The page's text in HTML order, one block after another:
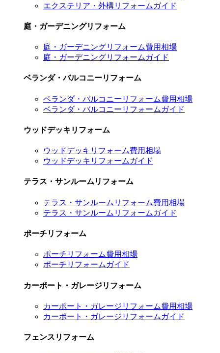
エクステリア・外構リフォームガイド
庭・ガーデニングリフォーム
庭・ガーデニングリフォーム費用相場
庭・ガーデニングリフォームガイド
ベランダ・バルコニーリフォーム
ベランダ・バルコニーリフォーム費用相場
ベランダ・バルコニーリフォームガイド
ウッドデッキリフォーム
ウッドデッキリフォーム費用相場
ウッドデッキリフォームガイド
テラス・サンルームリフォーム
テラス・サンルームリフォーム費用相場
テラス・サンルームリフォームガイド
ポーチリフォーム
ポーチリフォーム費用相場
ポーチリフォームガイド
カーポート・ガレージリフォーム
カーポート・ガレージリフォーム費用相場
カーポート・ガレージリフォームガイド
フェンスリフォーム